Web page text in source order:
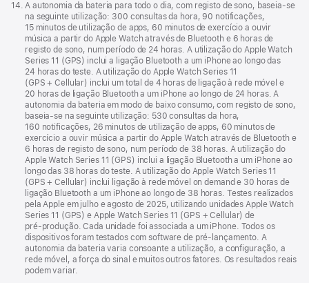
Nota
rodapé
14. A autonomia da bateria para todo o dia, com registo de sono, baseia‑se
na seguinte utilização: 300 consultas da hora, 90 notificações,
15 minutos de utilização de apps, 60 minutos de exercício a ouvir
música a partir do Apple Watch através de Bluetooth e 6 horas de
registo de sono, num período de 24 horas. A utilização do Apple Watch
Series 11 (GPS) inclui a ligação Bluetooth a um iPhone ao longo das
24 horas do teste. A utilização do Apple Watch Series 11
(GPS + Cellular) inclui um total de 4 horas de ligação à rede móvel e
20 horas de ligação Bluetooth a um iPhone ao longo de 24 horas. A
autonomia da bateria em modo de baixo consumo, com registo de sono,
baseia‑se na seguinte utilização: 530 consultas da hora,
160 notificações, 26 minutos de utilização de apps, 60 minutos de
exercício a ouvir música a partir do Apple Watch através de Bluetooth e
6 horas de registo de sono, num período de 38 horas. A utilização do
Apple Watch Series 11 (GPS) inclui a ligação Bluetooth a um iPhone ao
longo das 38 horas do teste. A utilização do Apple Watch Series 11
(GPS + Cellular) inclui ligação à rede móvel on demand e 30 horas de
ligação Bluetooth a um iPhone ao longo de 38 horas. Testes realizados
pela Apple em julho e agosto de 2025, utilizando unidades Apple Watch
Series 11 (GPS) e Apple Watch Series 11 (GPS + Cellular) de
pré‑produção. Cada unidade foi associada a um iPhone. Todos os
dispositivos foram testados com software de pré‑lançamento. A
autonomia da bateria varia consoante a utilização, a configuração, a
rede móvel, a força do sinal e muitos outros fatores. Os resultados reais
podem variar.